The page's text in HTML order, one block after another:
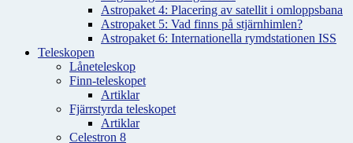
Astropaket 4: Placering av satellit i omloppsbana
Astropaket 5: Vad finns på stjärnhimlen?
Astropaket 6: Internationella rymdstationen ISS
Teleskopen
Låneteleskop
Finn-teleskopet
Artiklar
Fjärrstyrda teleskopet
Artiklar
Celestron 8